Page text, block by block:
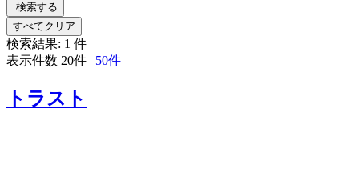
検索する
すべてクリア
検索結果: 1 件
表示件数 20件 | 50件
トラスト